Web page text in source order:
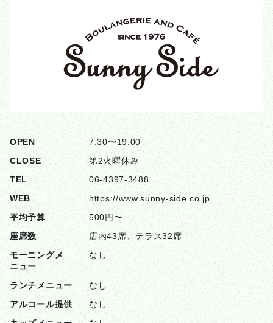
OPEN
7:30〜19:00
CLOSE
第2火曜休み
TEL
06-4397-3488
WEB
https://www.sunny-side.co.jp
平均予算
500円〜
座席数
店内43席、テラス32席
モーニングメ
ニュー
なし
ランチメニュー
なし
アルコール提供
なし